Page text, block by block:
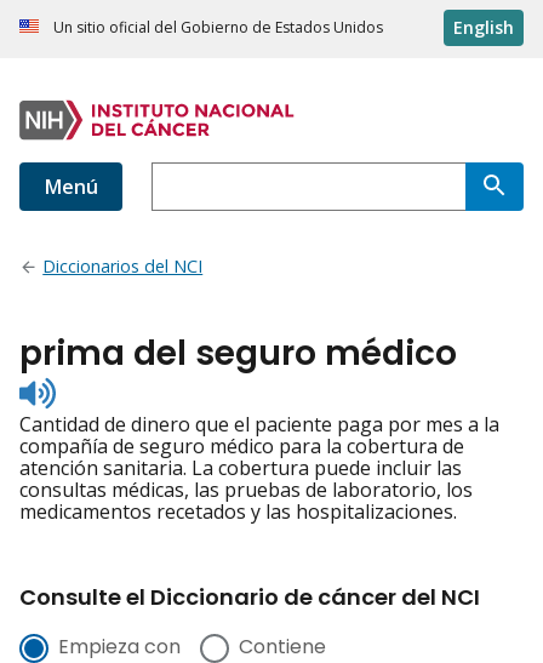
Un sitio oficial del Gobierno de Estados Unidos English
Menú
Diccionarios del NCI
prima del seguro médico
Listen
to
pronunciation
Cantidad de dinero que el paciente paga por mes a la
compañía de seguro médico para la cobertura de
atención sanitaria. La cobertura puede incluir las
consultas médicas, las pruebas de laboratorio, los
medicamentos recetados y las hospitalizaciones.
Consulte el Diccionario de cáncer del NCI
Empieza con Contiene